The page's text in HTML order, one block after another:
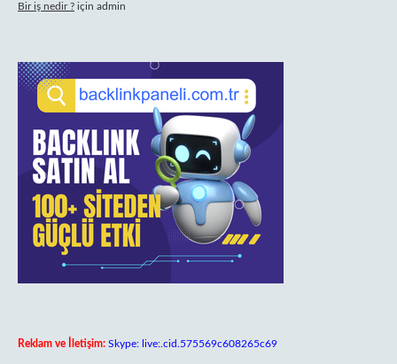
Bir iş nedir ? için admin
Reklam ve İletişim: Skype: live:.cid.575569c608265c69